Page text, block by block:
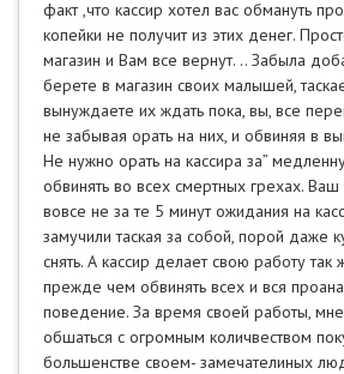
факт ,что кассир хотел вас обмануть
копейки не получит из этих денег.
магазин и Вам все вернут. .. Забыла
берете в магазин своих малышей,
вынуждаете их ждать пока, вы, все
не забывая орать на них, и обвиняя в
Не нужно орать на кассира за”
обвинять во всех смертных грехах.
вовсе не за те 5 минут ожидания на
замучили таская за собой, порой даже
снять. А кассир делает свою работу
прежде чем обвинять всех и вся
поведение. За время своей работы,
обшаться с огромным количвеством
большенстве своем- замечателиных